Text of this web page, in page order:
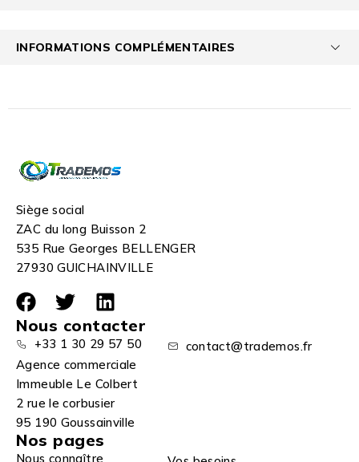
INFORMATIONS COMPLÉMENTAIRES
Siège social
ZAC du long Buisson 2
535 Rue Georges BELLENGER
27930 GUICHAINVILLE
Nous contacter
+33 1 30 29 57 50
contact@trademos.fr
Agence commerciale
Immeuble Le Colbert
2 rue le corbusier
95 190 Goussainville
Nos pages
Nous connaître